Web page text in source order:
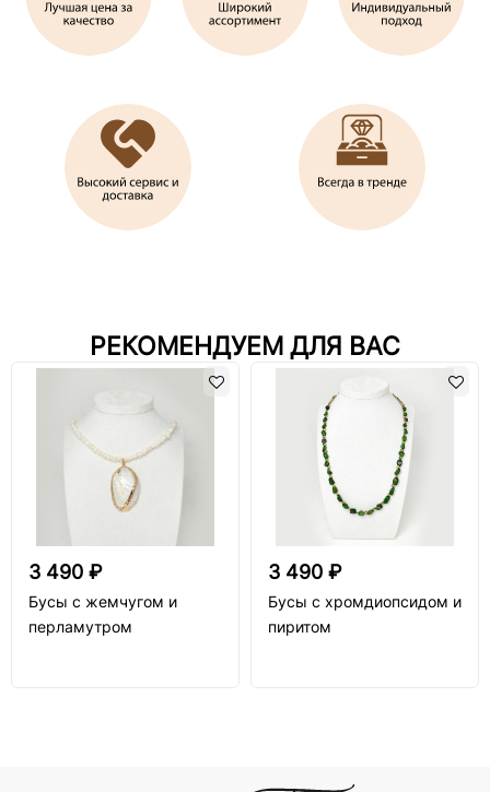
РЕКОМЕНДУЕМ ДЛЯ ВАС
3 490 ₽
Бусы с жемчугом и
перламутром
3 490 ₽
Бусы с хромдиопсидом и
пиритом